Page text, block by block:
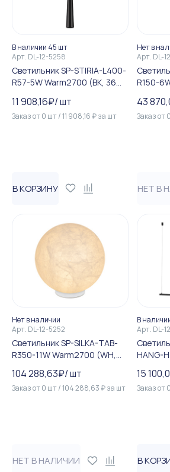
В наличии 45 шт
Арт. DL-12-5258
Светильник SP-STIRIA-L400-
R57-5W Warm2700 (BK, 36
11 908,16₽/шт
Заказ от0 шт/11 908,16 ₽за шт
В КОРЗИНУ
Нет в
Арт. DL-
R150-
43
Заказ от0
НЕТ В
Нет в наличии
Арт. DL-12-5252
Светильник SP-SILKA-TAB-
R350-11W Warm2700 (WH,
104 288,63₽/шт
Заказ от0 шт/104 288,63 ₽за шт
НЕТ В НАЛИЧИИ
В
Арт. DL-
HANG-
15
Заказ от0
В